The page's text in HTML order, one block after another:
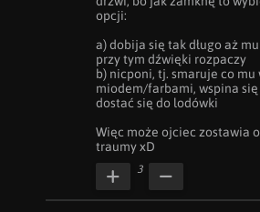
opcji:
a) dobija się tak długo aż
przy tym dźwięki rozpaczy
b) nicponi, tj. smaruje co mu
miodem/farbami, wspina
dostać się do lodówki
Więc może ojciec zostawia
traumy xD
3